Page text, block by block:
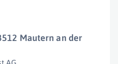
Mautern an der